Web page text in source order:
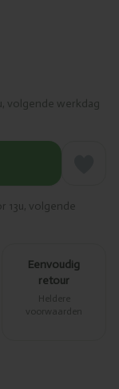
volgende werkdag
13u, volgende
Eenvoudig
retour
Heldere
voorwaarden